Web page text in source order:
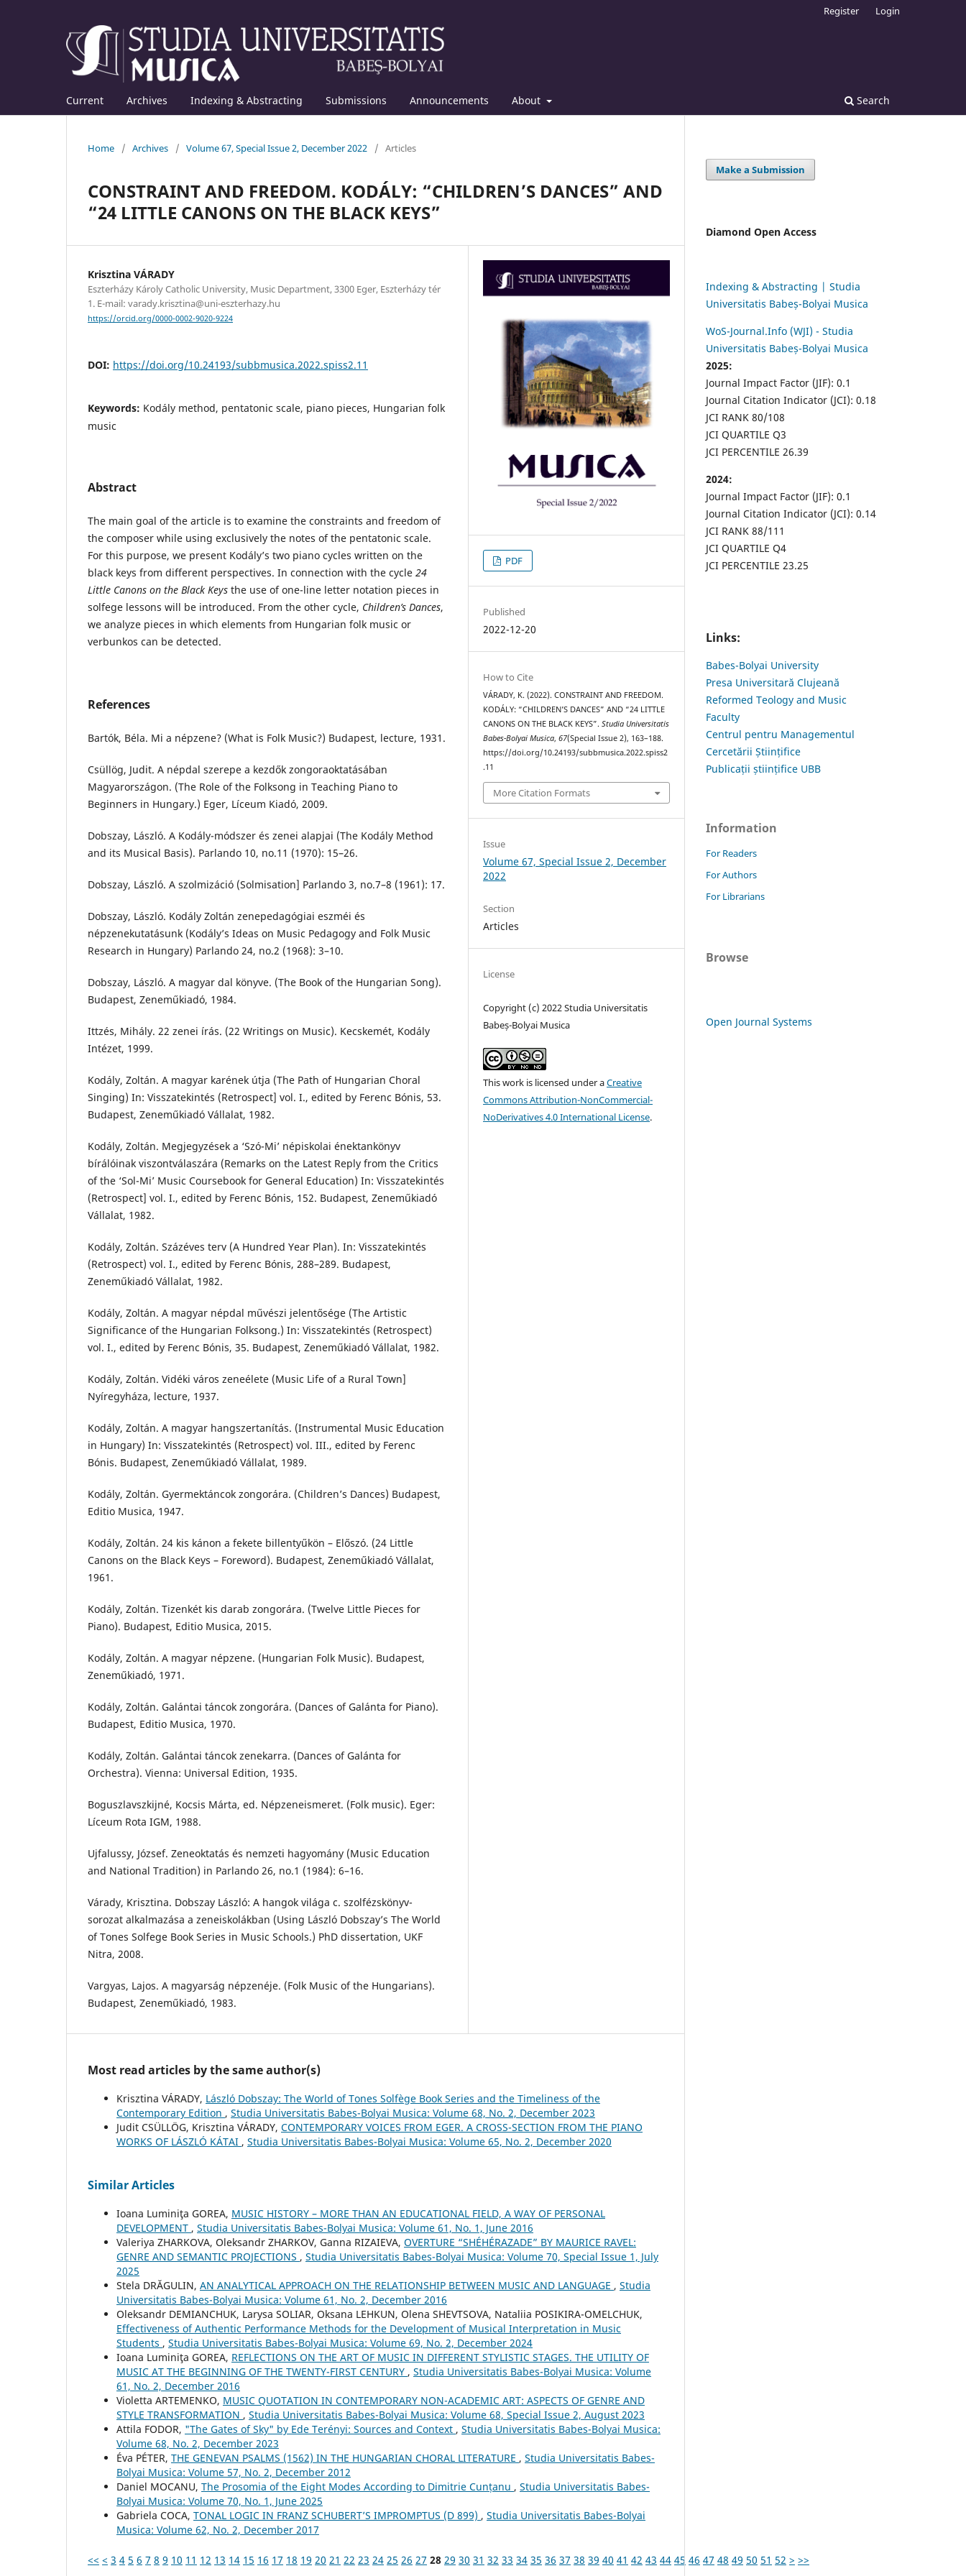
Current Archives Indexing & Abstracting Submissions Announcements About Search
Register Login
Home / Archives / Volume 67, Special Issue 2, December 2022 / Articles
CONSTRAINT AND FREEDOM. KODÁLY: “CHILDREN’S DANCES” AND
“24 LITTLE CANONS ON THE BLACK KEYS”
Krisztina VÁRADY
Eszterházy Károly Catholic University, Music Department, 3300 Eger, Eszterházy tér
1. E-mail: varady.krisztina@uni-eszterhazy.hu
https://orcid.org/0000-0002-9020-9224
DOI: https://doi.org/10.24193/subbmusica.2022.spiss2.11
Keywords: Kodály method, pentatonic scale, piano pieces, Hungarian folk
music
Abstract
The main goal of the article is to examine the constraints and freedom of
the composer while using exclusively the notes of the pentatonic scale.
For this purpose, we present Kodály’s two piano cycles written on the
black keys from different perspectives. In connection with the cycle 24
Little Canons on the Black Keys the use of one-line letter notation pieces in
solfege lessons will be introduced. From the other cycle, Children’s Dances,
we analyze pieces in which elements from Hungarian folk music or
verbunkos can be detected.
References
Bartók, Béla. Mi a népzene? (What is Folk Music?) Budapest, lecture, 1931.
Csüllög, Judit. A népdal szerepe a kezdők zongoraoktatásában
Magyarországon. (The Role of the Folksong in Teaching Piano to
Beginners in Hungary.) Eger, Líceum Kiadó, 2009.
Dobszay, László. A Kodály-módszer és zenei alapjai (The Kodály Method
and its Musical Basis). Parlando 10, no.11 (1970): 15–26.
Dobszay, László. A szolmizáció (Solmisation] Parlando 3, no.7–8 (1961): 17.
Dobszay, László. Kodály Zoltán zenepedagógiai eszméi és
népzenekutatásunk (Kodály’s Ideas on Music Pedagogy and Folk Music
Research in Hungary) Parlando 24, no.2 (1968): 3–10.
Dobszay, László. A magyar dal könyve. (The Book of the Hungarian Song).
Budapest, Zeneműkiadó, 1984.
Ittzés, Mihály. 22 zenei írás. (22 Writings on Music). Kecskemét, Kodály
Intézet, 1999.
Kodály, Zoltán. A magyar karének útja (The Path of Hungarian Choral
Singing) In: Visszatekintés (Retrospect] vol. I., edited by Ferenc Bónis, 53.
Budapest, Zeneműkiadó Vállalat, 1982.
Kodály, Zoltán. Megjegyzések a ‘Szó-Mi’ népiskolai énektankönyv
bírálóinak viszontválaszára (Remarks on the Latest Reply from the Critics
of the ‘Sol-Mi’ Music Coursebook for General Education) In: Visszatekintés
(Retrospect] vol. I., edited by Ferenc Bónis, 152. Budapest, Zeneműkiadó
Vállalat, 1982.
Kodály, Zoltán. Százéves terv (A Hundred Year Plan). In: Visszatekintés
(Retrospect) vol. I., edited by Ferenc Bónis, 288–289. Budapest,
Zeneműkiadó Vállalat, 1982.
Kodály, Zoltán. A magyar népdal művészi jelentősége (The Artistic
Significance of the Hungarian Folksong.) In: Visszatekintés (Retrospect)
vol. I., edited by Ferenc Bónis, 35. Budapest, Zeneműkiadó Vállalat, 1982.
Kodály, Zoltán. Vidéki város zeneélete (Music Life of a Rural Town]
Nyíregyháza, lecture, 1937.
Kodály, Zoltán. A magyar hangszertanítás. (Instrumental Music Education
in Hungary) In: Visszatekintés (Retrospect) vol. III., edited by Ferenc
Bónis. Budapest, Zeneműkiadó Vállalat, 1989.
Kodály, Zoltán. Gyermektáncok zongorára. (Children’s Dances) Budapest,
Editio Musica, 1947.
Kodály, Zoltán. 24 kis kánon a fekete billentyűkön – Előszó. (24 Little
Canons on the Black Keys – Foreword). Budapest, Zeneműkiadó Vállalat,
1961.
Kodály, Zoltán. Tizenkét kis darab zongorára. (Twelve Little Pieces for
Piano). Budapest, Editio Musica, 2015.
Kodály, Zoltán. A magyar népzene. (Hungarian Folk Music). Budapest,
Zeneműkiadó, 1971.
Kodály, Zoltán. Galántai táncok zongorára. (Dances of Galánta for Piano).
Budapest, Editio Musica, 1970.
Kodály, Zoltán. Galántai táncok zenekarra. (Dances of Galánta for
Orchestra). Vienna: Universal Edition, 1935.
Boguszlavszkijné, Kocsis Márta, ed. Népzeneismeret. (Folk music). Eger:
Líceum Rota IGM, 1988.
Ujfalussy, József. Zeneoktatás és nemzeti hagyomány (Music Education
and National Tradition) in Parlando 26, no.1 (1984): 6–16.
Várady, Krisztina. Dobszay László: A hangok világa c. szolfézskönyv-
sorozat alkalmazása a zeneiskolákban (Using László Dobszay’s The World
of Tones Solfege Book Series in Music Schools.) PhD dissertation, UKF
Nitra, 2008.
Vargyas, Lajos. A magyarság népzenéje. (Folk Music of the Hungarians).
Budapest, Zeneműkiadó, 1983.
PDF
Published
2022-12-20
How to Cite
VÁRADY, K. (2022). CONSTRAINT AND FREEDOM.
KODÁLY: “CHILDREN’S DANCES” AND “24 LITTLE
CANONS ON THE BLACK KEYS”.Studia Universitatis
Babes-Bolyai Musica,67(Special Issue 2), 163–188.
https://doi.org/10.24193/subbmusica.2022.spiss2
.11
More Citation Formats
Issue
Volume 67, Special Issue 2, December
2022
Section
Articles
License
Copyright (c) 2022 Studia Universitatis
Babeș-Bolyai Musica
This work is licensed under aCreative
Commons Attribution-NonCommercial-
NoDerivatives 4.0 International License.
Most read articles by the same author(s)
Krisztina VÁRADY, László Dobszay: The World of Tones Solfège Book Series and the Timeliness of the
Contemporary Edition , Studia Universitatis Babes-Bolyai Musica: Volume 68, No. 2, December 2023
Judit CSÜLLÖG, Krisztina VÁRADY, CONTEMPORARY VOICES FROM EGER. A CROSS-SECTION FROM THE PIANO
WORKS OF LÁSZLÓ KÁTAI , Studia Universitatis Babes-Bolyai Musica: Volume 65, No. 2, December 2020
Similar Articles
Ioana Luminiţa GOREA, MUSIC HISTORY – MORE THAN AN EDUCATIONAL FIELD, A WAY OF PERSONAL
DEVELOPMENT , Studia Universitatis Babes-Bolyai Musica: Volume 61, No. 1, June 2016
Valeriya ZHARKOVA, Oleksandr ZHARKOV, Ganna RIZAIEVA, OVERTURE “SHÉHÉRAZADE” BY MAURICE RAVEL:
GENRE AND SEMANTIC PROJECTIONS , Studia Universitatis Babes-Bolyai Musica: Volume 70, Special Issue 1, July
2025
Stela DRĂGULIN, AN ANALYTICAL APPROACH ON THE RELATIONSHIP BETWEEN MUSIC AND LANGUAGE , Studia
Universitatis Babes-Bolyai Musica: Volume 61, No. 2, December 2016
Oleksandr DEMIANCHUK, Larysa SOLIAR, Oksana LEHKUN, Olena SHEVTSOVA, Nataliia POSIKIRA-OMELCHUK,
Effectiveness of Authentic Performance Methods for the Development of Musical Interpretation in Music
Students , Studia Universitatis Babes-Bolyai Musica: Volume 69, No. 2, December 2024
Ioana Luminiţa GOREA, REFLECTIONS ON THE ART OF MUSIC IN DIFFERENT STYLISTIC STAGES. THE UTILITY OF
MUSIC AT THE BEGINNING OF THE TWENTY-FIRST CENTURY , Studia Universitatis Babes-Bolyai Musica: Volume
61, No. 2, December 2016
Violetta ARTEMENKO, MUSIC QUOTATION IN CONTEMPORARY NON-ACADEMIC ART: ASPECTS OF GENRE AND
STYLE TRANSFORMATION , Studia Universitatis Babes-Bolyai Musica: Volume 68, Special Issue 2, August 2023
Attila FODOR, "The Gates of Sky" by Ede Terényi: Sources and Context , Studia Universitatis Babes-Bolyai Musica:
Volume 68, No. 2, December 2023
Éva PÉTER, THE GENEVAN PSALMS (1562) IN THE HUNGARIAN CHORAL LITERATURE , Studia Universitatis Babes-
Bolyai Musica: Volume 57, No. 2, December 2012
Daniel MOCANU, The Prosomia of the Eight Modes According to Dimitrie Cunțanu , Studia Universitatis Babes-
Bolyai Musica: Volume 70, No. 1, June 2025
Gabriela COCA, TONAL LOGIC IN FRANZ SCHUBERT’S IMPROMPTUS (D 899) , Studia Universitatis Babes-Bolyai
Musica: Volume 62, No. 2, December 2017
<< < 3 4 5 6 7 8 9 10 11 12 13 14 15 16 17 18 19 20 21 22 23 24 25 26 27 28 29 30 31 32 33 34 35 36 37 38 39 40 41 42 43 44 45 46 47 48 49 50 51 52 > >>
Make a Submission
Diamond Open Access
Indexing & Abstracting | Studia
Universitatis Babeș-Bolyai Musica
WoS-Journal.Info (WJI) - Studia
Universitatis Babeș-Bolyai Musica
2025:
Journal Impact Factor (JIF): 0.1
Journal Citation Indicator (JCI): 0.18
JCI RANK 80/108
JCI QUARTILE Q3
JCI PERCENTILE 26.39
2024:
Journal Impact Factor (JIF): 0.1
Journal Citation Indicator (JCI): 0.14
JCI RANK 88/111
JCI QUARTILE Q4
JCI PERCENTILE 23.25
Links:
Babes-Bolyai University
Presa Universitară Clujeană
Reformed Teology and Music
Faculty
Centrul pentru Managementul
Cercetării Științifice
Publicații științifice UBB
Information
For Readers
For Authors
For Librarians
Browse
Open Journal Systems